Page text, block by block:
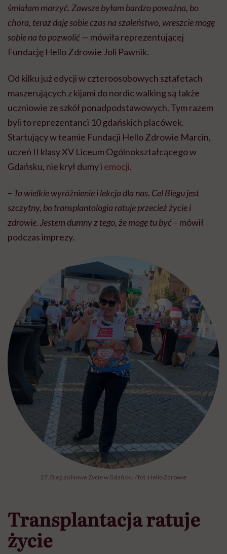
śmiałam marzyć. Zawsze byłam bardzo poważna, bo
chora, teraz daję sobie czas na szaleństwo, wreszcie mogę
sobie na to pozwolić— mówiła reprezentującej
Fundację Hello Zdrowie Joli Pawnik.
Od kilku już edycji w czteroosobowych sztafetach
maszerujących z kijami do nordic walking są także
uczniowie ze szkół ponadpodstawowych. Tym razem
byli to reprezentanci 10 gdańskich placówek.
Startujący w teamie Fundacji Hello Zdrowie Marcin,
uczeń II klasy XV Liceum Ogólnokształcącego w
Gdańsku, nie krył dumy i emocji.
– To wielkie wyróżnienie i lekcja dla nas. Cel Biegu jest
szczytny, bo transplantologia ratuje przecież życie i
zdrowie. Jestem dumny z tego, że mogę tu być– mówił
podczas imprezy.
27. Bieg po Nowe Życie w Gdańsku / fot. Hello Zdrowie
Transplantacja ratuje
życie